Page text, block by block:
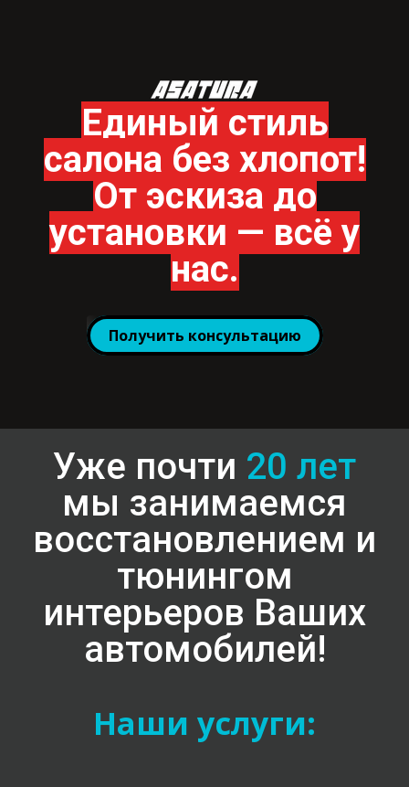
Единый стиль
салона без хлопот!
От эскиза до
установки — всё у
нас.
Получить консультацию
Уже почти 20 лет
мы занимаемся
восстановлением и
тюнингом
интерьеров Ваших
автомобилей!
Наши услуги: